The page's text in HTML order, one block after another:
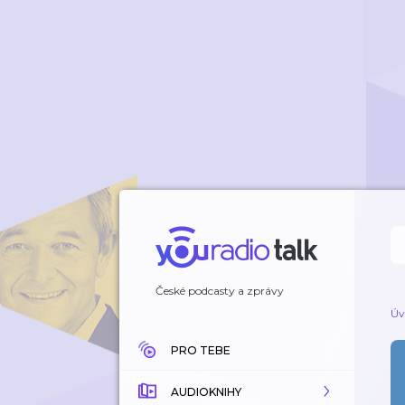
České podcasty a zprávy
PRO TEBE
AUDIOKNIHY